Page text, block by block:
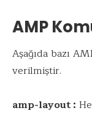
AMP
Aşağıda bazı
verilmiştir.
amp-layout :